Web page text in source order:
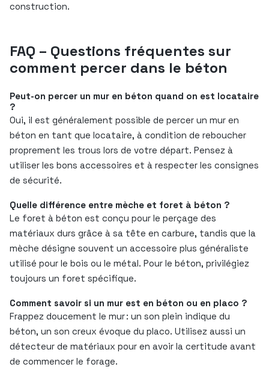
construction.
FAQ – Questions fréquentes sur
comment percer dans le béton
Peut-on percer un mur en béton quand on est locataire
?
Oui, il est généralement possible de percer un mur en
béton en tant que locataire, à condition de reboucher
proprement les trous lors de votre départ. Pensez à
utiliser les bons accessoires et à respecter les consignes
de sécurité.
Quelle différence entre mèche et foret à béton ?
Le foret à béton est conçu pour le perçage des
matériaux durs grâce à sa tête en carbure, tandis que la
mèche désigne souvent un accessoire plus généraliste
utilisé pour le bois ou le métal. Pour le béton, privilégiez
toujours un foret spécifique.
Comment savoir si un mur est en béton ou en placo ?
Frappez doucement le mur : un son plein indique du
béton, un son creux évoque du placo. Utilisez aussi un
détecteur de matériaux pour en avoir la certitude avant
de commencer le forage.